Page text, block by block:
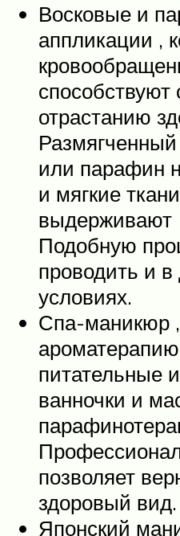
Восковые и
аппликации ,
отрастанию
или парафин
и мягкие
выдерживают
Подобную
проводить и
условиях.
Спа-маникюр
питательные
ванночки и
позволяет
здоровый вид.
Японский